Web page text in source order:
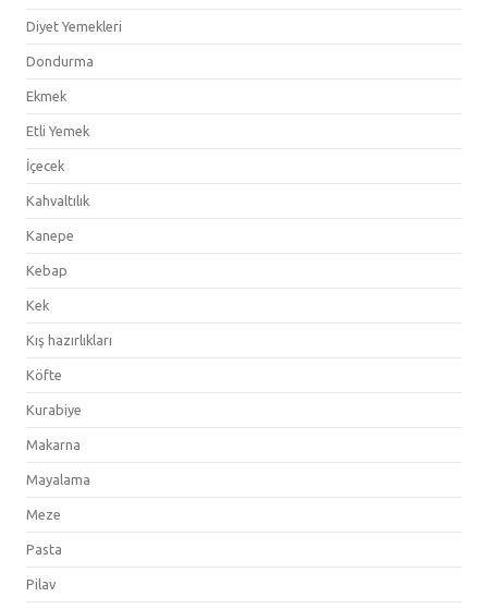
Diyet Yemekleri
Dondurma
Ekmek
Etli Yemek
İçecek
Kahvaltılık
Kanepe
Kebap
Kek
Kış hazırlıkları
Köfte
Kurabiye
Makarna
Mayalama
Meze
Pasta
Pilav